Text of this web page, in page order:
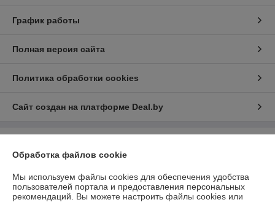
График работы
Полная версия сайта
Политика обработки cookies
Сайт создан на платформе Deal.by
220125, г.Минск, ул.Городецкая, д.44, пом.155А
Регистрационный номер ЕГР: 193664777
Обработка файлов cookie
Мы используем файлы cookies для обеспечения удобства
пользователей портала и предоставления персональных
рекомендаций. Вы можете настроить файлы cookies или